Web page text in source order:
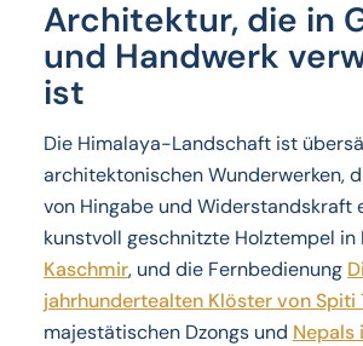
Architektur, die in
und Handwerk
ist
Die Himalaya-Landschaft ist
architektonischen Wunderwerken,
von Hingabe und Widerstandskraft
kunstvoll geschnitzte Holztempel in
Kaschmir, und die Fernbedienung
jahrhundertealten Klöster von Spiti
majestätischen Dzongs und Nepals